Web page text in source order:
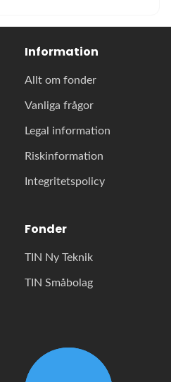
Information
Allt om fonder
Vanliga frågor
Legal information
Riskinformation
Integritetspolicy
Fonder
TIN Ny Teknik
TIN Småbolag